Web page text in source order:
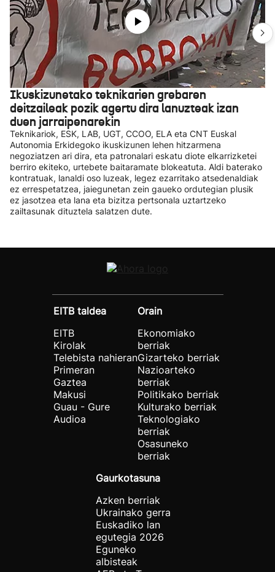
Ikuskizunetako teknikarien grebaren
deitzaileak pozik agertu dira lanuzteak izan
duen jarraipenarekin
Teknikariok, ESK, LAB, UGT, CCOO, ELA eta CNT Euskal
Autonomia Erkidegoko ikuskizunen lehen hitzarmena
negoziatzen ari dira, eta patronalari eskatu diote elkarrizketei
berriro ekiteko, urtebete baitaramate blokeatuta. Aldi baterako
kontratuak, lanaldi oso luzeak, legez ezarritako atsedenaldiak
ez errespetatzea, jaiegunetan zein gaueko ordutegian plusik
ez jasotzea eta lana eta bizitza pertsonala uztartzeko
zailtasunak dituztela salatzen dute.
EITB taldea
EITB
Kirolak
Telebista nahieran
Primeran
Gaztea
Makusi
Guau - Gure
Audioa
Orain
Ekonomiako
berriak
Gizarteko berriak
Nazioarteko
berriak
Politikako berriak
Kulturako berriak
Teknologiako
berriak
Osasuneko
berriak
Gaurkotasuna
Azken berriak
Ukrainako gerra
Euskadiko lan
egutegia 2026
Eguneko
albisteak